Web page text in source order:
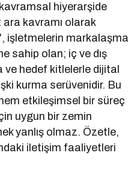
hiyerarşide
kavramı olarak
, işletmelerin markalaşma
sahip olan; iç ve dış
hedef kitlelerle dijital
kurma serüvenidir. Bu
etkileşimsel bir süreç
uygun bir zemin
yanlış olmaz. Özetle,
iletişim faaliyetleri